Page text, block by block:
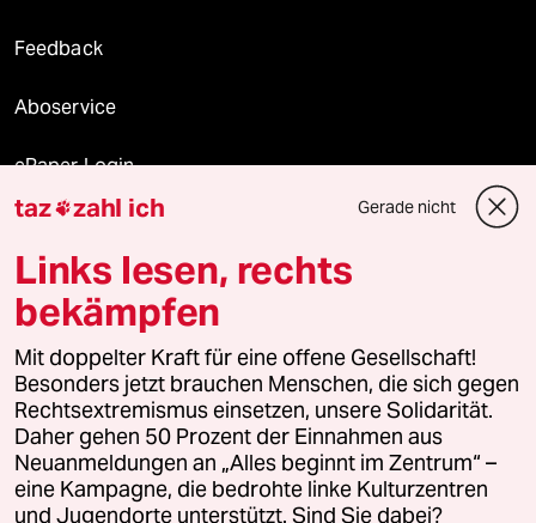
Feedback
Aboservice
ePaper Login
Downloads für Abonnierende
© 2026 taz Verlags und Vertriebs GmbH
Alle Rechte vorbehalten. Bei rechtlichen Fragen oder für Genehmigungen
wenden Sie sich bitte an lizenzen@taz.de
Feedback Redaktionsstatut Kommune-Richtlinien
Leitlinie Informant Datenschutz Impressum AGB
taz zahl ich Gerade nicht
Links lesen, rechts
bekämpfen
Mit doppelter Kraft für eine offene Gesellschaft!
Besonders jetzt brauchen Menschen, die sich gegen
Rechtsextremismus einsetzen, unsere Solidarität.
Daher gehen 50 Prozent der Einnahmen aus
Neuanmeldungen an „Alles beginnt im Zentrum“ –
eine Kampagne, die bedrohte linke Kulturzentren
und Jugendorte unterstützt. Sind Sie dabei?